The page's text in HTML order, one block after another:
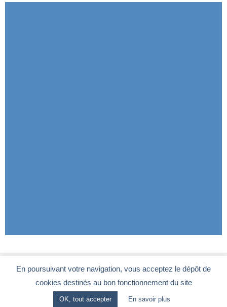
Le Club Entrepreneurs 92-
28, rue de la Redoute - 92260 FONTENAY-AUX-ROSES
En poursuivant votre navigation, vous acceptez le dépôt de
cookies destinés au bon fonctionnement du site
OK, tout accepter En savoir plus